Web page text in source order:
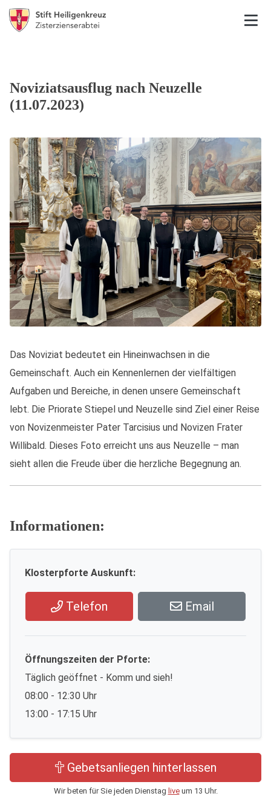
Noviziatsausflug nach Neuzelle
(11.07.2023)
Das Noviziat bedeutet ein Hineinwachsen in die
Gemeinschaft. Auch ein Kennenlernen der vielfältigen
Aufgaben und Bereiche, in denen unsere Gemeinschaft
lebt. Die Priorate Stiepel und Neuzelle sind Ziel einer Reise
von Novizenmeister Pater Tarcisius und Novizen Frater
Willibald. Dieses Foto erreicht uns aus Neuzelle – man
sieht allen die Freude über die herzliche Begegnung an.
Informationen:
Klosterpforte Auskunft:
Telefon Email
Öffnungszeiten der Pforte:
Täglich geöffnet - Komm und sieh!
08:00 - 12:30 Uhr
13:00 - 17:15 Uhr
Gebetsanliegen hinterlassen
Wir beten für Sie jeden Dienstag liveum 13 Uhr.